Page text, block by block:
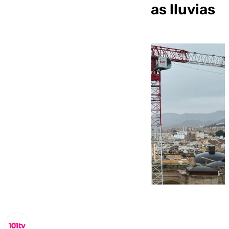
Málaga por las intensas lluvias